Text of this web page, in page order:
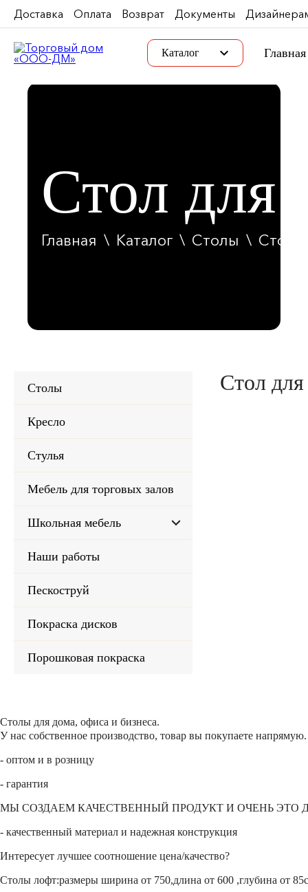
Доставка Оплата Возврат Документы
Каталог keyboard_arrow_down Главная
Стол для
Главная \ Каталог \ Столы \ Стол
Столы
Кресло
Стулья
Мебель для торговых залов
Школьная мебель keyboard_arrow_down
Наши работы
Пескоструй
Покраска дисков
Порошковая покраска
Стол для
Столы для дома, офиса и бизнеса.
У нас собственное производство, товар вы покупаете напрямую.
- оптом и в розницу
- гарантия
МЫ СОЗДАЕМ КАЧЕСТВЕННЫЙ ПРОДУКТ И ОЧЕНЬ ЭТО
- качественный материал и надежная конструкция
Интересует лучшее соотношение цена/качество?
Столы лофт:размеры ширина от 750,длина от 600 ,глубина от